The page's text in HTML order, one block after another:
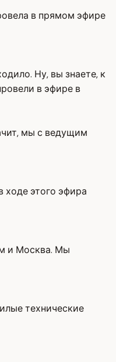
в прямом эфире
Ну, вы знаете, к
в эфире в
мы с ведущим
ходе этого эфира
и Москва. Мы
технические